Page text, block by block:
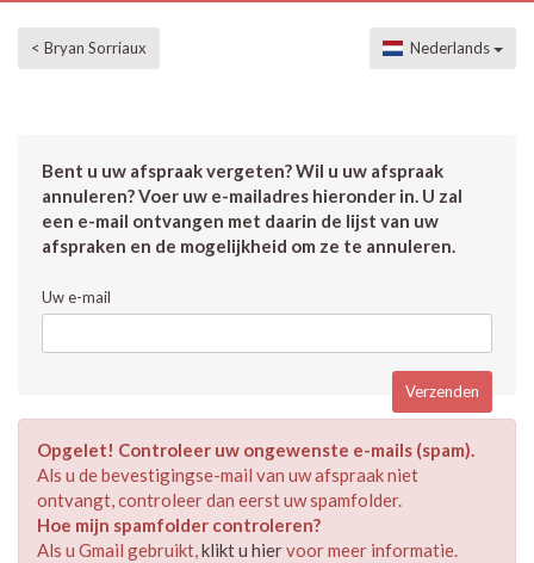
< Bryan Sorriaux Nederlands
Bent u uw afspraak vergeten? Wil u uw afspraak
annuleren? Voer uw e-mailadres hieronder in. U zal
een e-mail ontvangen met daarin de lijst van uw
afspraken en de mogelijkheid om ze te annuleren.
Uw e-mail
Opgelet! Controleer uw ongewenste e-mails (spam).
Als u de bevestigingse-mail van uw afspraak niet
ontvangt, controleer dan eerst uw spamfolder.
Hoe mijn spamfolder controleren?
Als u Gmail gebruikt,klikt u hiervoor meer informatie.